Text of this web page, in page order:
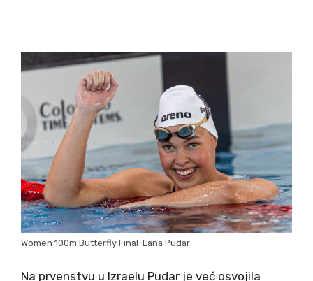
Women 100m Butterfly Final-Lana Pudar
Na prvenstvu u Izraelu Pudar je već osvojila